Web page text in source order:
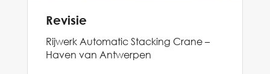
Revisie
Rijwerk Automatic Stacking Crane –
Haven van Antwerpen